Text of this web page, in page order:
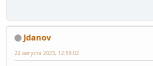
Jdanov
22 августа 2023, 12:59:02